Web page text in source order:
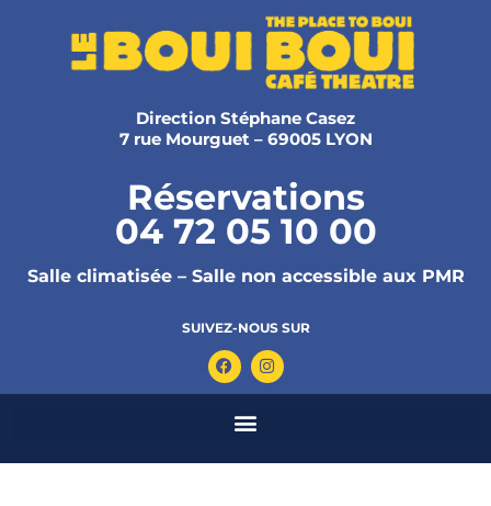
Direction Stéphane Casez
7 rue Mourguet – 69005 LYON
Réservations
04 72 05 10 00
Salle climatisée – Salle non accessible aux PMR
SUIVEZ-NOUS SUR